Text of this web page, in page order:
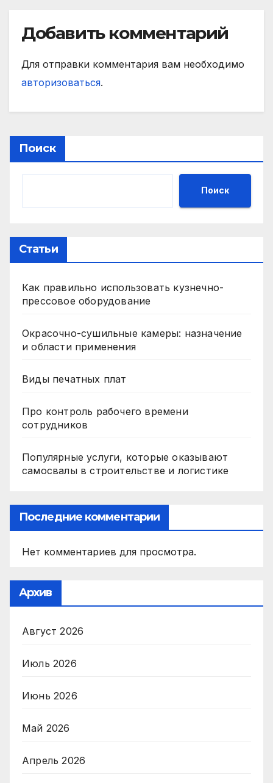
Добавить комментарий
Для отправки комментария вам необходимо
авторизоваться.
Поиск
Поиск
Статьи
Как правильно использовать кузнечно-
прессовое оборудование
Окрасочно-сушильные камеры: назначение
и области применения
Виды печатных плат
Про контроль рабочего времени
сотрудников
Популярные услуги, которые оказывают
самосвалы в строительстве и логистике
Последние комментарии
Нет комментариев для просмотра.
Архив
Август 2026
Июль 2026
Июнь 2026
Май 2026
Апрель 2026